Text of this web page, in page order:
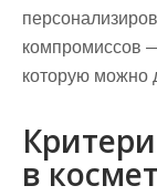
компромиссов
которую можно
в